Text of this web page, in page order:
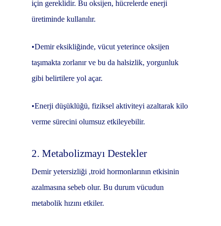
için gereklidir. Bu oksijen, hücrelerde enerji
üretiminde kullanılır.
•Demir eksikliğinde, vücut yeterince oksijen
taşımakta zorlanır ve bu da halsizlik, yorgunluk
gibi belirtilere yol açar.
•Enerji düşüklüğü, fiziksel aktiviteyi azaltarak kilo
verme sürecini olumsuz etkileyebilir.
2. Metabolizmayı Destekler
Demir yetersizliği ,troid hormonlarının etkisinin
azalmasına sebeb olur. Bu durum vücudun
metabolik hızını etkiler.